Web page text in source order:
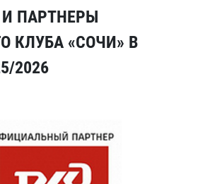
ПАРТНЕРЫ
КЛУБА «СОЧИ» В
2026